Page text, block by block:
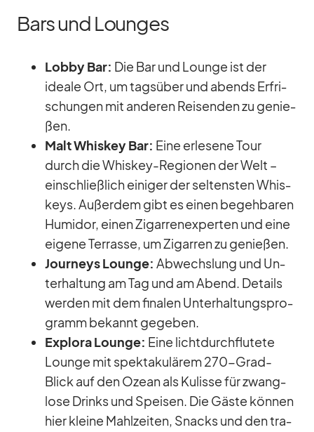
Bars und Lounges
Lobby Bar: Die Bar und Lounge ist der
ideale Ort, um tags­über und abends Er­fri­
schun­gen mit an­de­ren Rei­sen­den zu ge­nie­
ßen.
Malt Whis­key Bar: Eine er­le­sene Tour
durch die Whis­key-Re­gio­nen der Welt –
ein­schließ­lich ei­ni­ger der sel­tens­ten Whis­
keys. Au­ßer­dem gibt es ei­nen be­geh­ba­ren
Hu­mi­dor, ei­nen Zi­gar­ren­ex­per­ten und eine
ei­gene Ter­rasse, um Zi­gar­ren zu ge­nie­ßen.
Jour­neys Lounge: Ab­wechs­lung und Un­
ter­hal­tung am Tag und am Abend. De­tails
wer­den mit dem fi­na­len Un­ter­hal­tungs­pro­
gramm be­kannt ge­ge­ben.
Ex­plora Lounge: Eine licht­durch­flu­tete
Lounge mit spek­ta­ku­lä­rem 270-Grad-
Blick auf den Ozean als Ku­lisse für zwang­
lose Drinks und Spei­sen. Die Gäste kön­nen
hier kleine Mahl­zei­ten, Snacks und den tra­